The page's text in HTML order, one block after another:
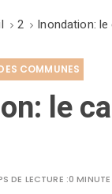
2 Inondation:
COMMUNES
le
DE LECTURE :0 MINUTE